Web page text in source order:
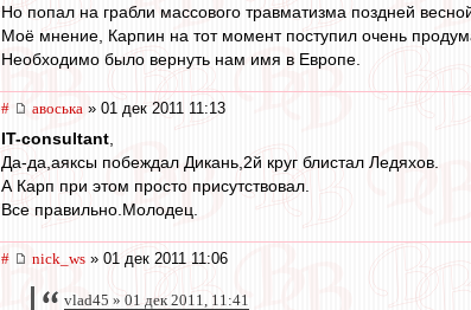
Но попал на грабли массового травматизма поздней
Моё мнение, Карпин на тот момент поступил очень
Необходимо было вернуть нам имя в Европе.
# авоська » 01 дек 2011 11:13
IT-consultant,
Да-да,аяксы побеждал Дикань,2й круг блистал Ледяхов.
А Карп при этом просто присутствовал.
Все правильно.Молодец.
# nick_ws » 01 дек 2011 11:06
vlad45 » 01 дек 2011, 11:41